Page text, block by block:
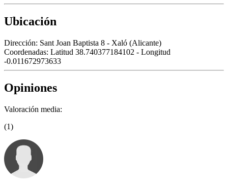
Ubicación
Dirección: Sant Joan Baptista 8 - Xaló (Alicante)
Coordenadas: Latitud 38.740377184102 - Longitud
-0.011672973633
Opiniones
Valoración media:
(1)